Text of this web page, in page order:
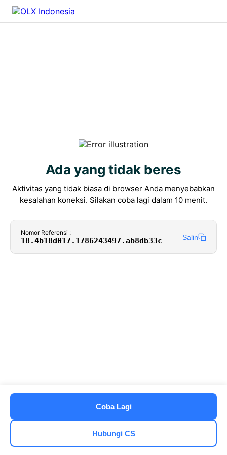
Ada yang tidak beres
Aktivitas yang tidak biasa di browser Anda menyebabkan
kesalahan koneksi. Silakan coba lagi dalam 10 menit.
Nomor Referensi :
18.4b18d017.1786243497.ab8db33c Salin
Hubungi CS
Coba Lagi